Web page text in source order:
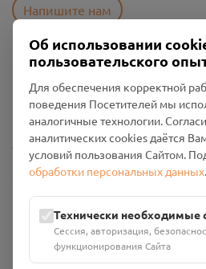
Напишите нам
Политика конфиденциальности
Промо-материалы
Настройки cookies
Общество с ограниченной
Проект Помним»
ИНН: 6700029207 ОГРН:
Юридический адрес: 216790,
Руднянский, г. Рудня, улица
Номер счёта:
Об использовании
пользовательского
Для обеспечения корректной
поведения Посетителей мы
аналогичные технологии.
аналитических cookies даётся
условий пользования Сайтом.
обработки персональных данных.
Технически необходимые
Сессия, авторизация,
функционирования Сайта